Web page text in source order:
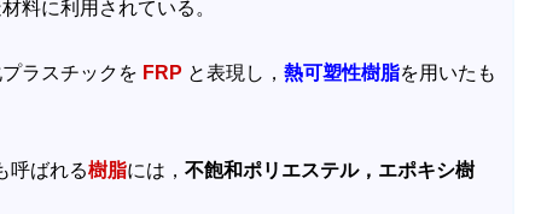
料に利用されている。
ラスチックを FRP と表現し， 熱可塑性樹脂を用いたも
呼ばれる樹脂には， 不飽和ポリエステル，エポキシ樹